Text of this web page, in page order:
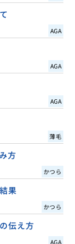
AGA
AGA
AGA
薄毛
方
かつら
果
かつら
伝え方
AGA